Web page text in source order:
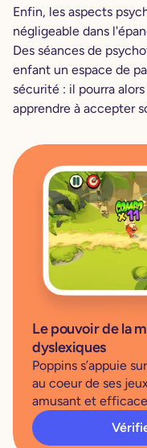
Enfin, les aspects
négligeable dans
Des séances de
enfant un espace de
sécurité : il pourra
apprendre à accepter
Le pouvoir de la
dyslexiques
Poppins s’appuie
au coeur de ses
amusant et efficace